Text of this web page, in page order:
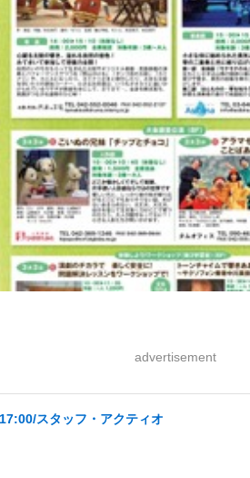
advertisement
スタッフ・アクティオ